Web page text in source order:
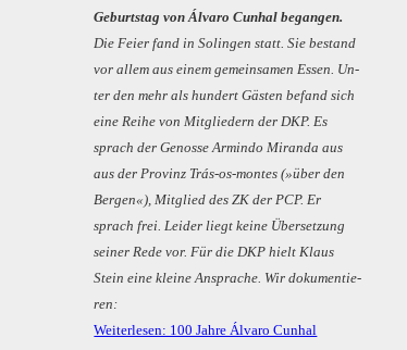
Ge­burts­tag von Ál­va­ro Cunhal be­gan­gen.
Die Fei­er fand in So­lin­gen statt. Sie be­stand
vor al­lem aus ei­nem ge­mein­sa­men Es­sen. Un­
ter den mehr als hun­dert Gäs­ten be­fand sich
ei­ne Rei­he von Mit­glie­dern der DKP. Es
sprach der Ge­nos­se Ar­min­do Mi­ran­da aus
aus der Pro­vinz Trás-os-mon­tes (»über den
Ber­gen«), Mit­glied des ZK der PCP. Er
sprach frei. Lei­der liegt kei­ne Über­set­zung
sei­ner Re­de vor. Für die DKP hielt Klaus
Stein ei­ne klei­ne An­spra­che. Wir do­ku­men­tie­
ren:
Weiterlesen: 100 Jahre Álvaro Cunhal